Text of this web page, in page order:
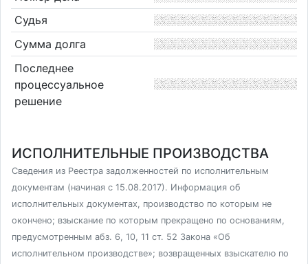
Судья
Сумма долга
Последнее
процессуальное
решение
ИСПОЛНИТЕЛЬНЫЕ ПРОИЗВОДСТВА
Сведения из Реестра задолженностей по исполнительным
документам (начиная с 15.08.2017). Информация об
исполнительных документах, производство по которым не
окончено; взыскание по которым прекращено по основаниям,
предусмотренным абз. 6, 10, 11 ст. 52 Закона «Об
исполнительном производстве»; возвращенных взыскателю по